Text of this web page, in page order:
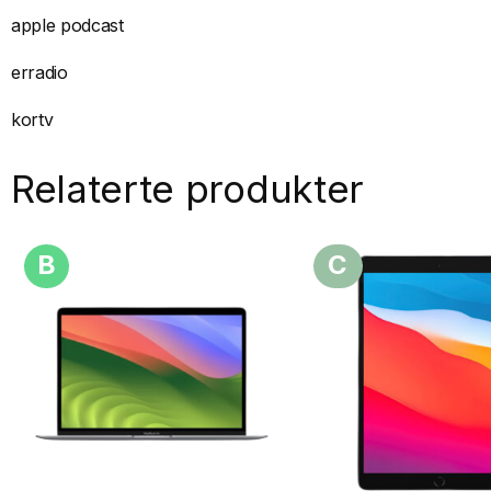
apple podcast
erradio
kortv
Relaterte produkter
B C